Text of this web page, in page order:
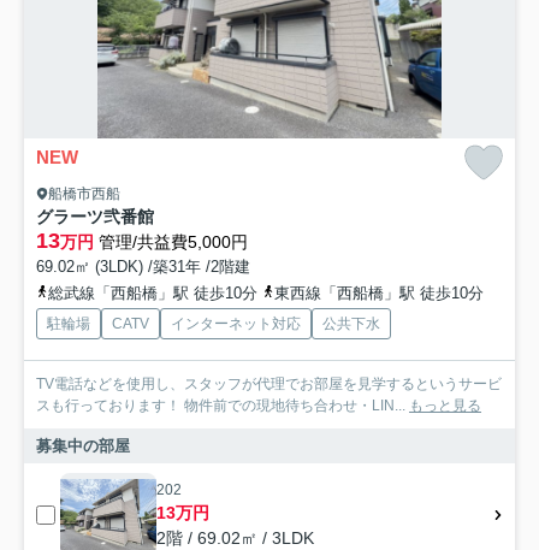
NEW
船橋市西船
グラーツ弐番館
13万円 管理/共益費5,000円
69.02㎡ (3LDK) /築31年 /2階建
総武線「西船橋」駅 徒歩10分
東西線「西船橋」駅 徒歩10分
駐輪場 CATV インターネット対応 公共下水
TV電話などを使用し、スタッフが代理でお部屋を見学するというサービ
スも行っております！ 物件前での現地待ち合わせ・LIN... もっと見る
募集中の部屋
202
13万円
2階 / 69.02㎡ / 3LDK